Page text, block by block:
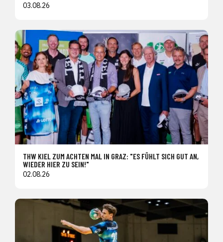
03.08.26
THW KIEL ZUM ACHTEN MAL IN GRAZ: "ES FÜHLT SICH GUT AN,
WIEDER HIER ZU SEIN!"
02.08.26